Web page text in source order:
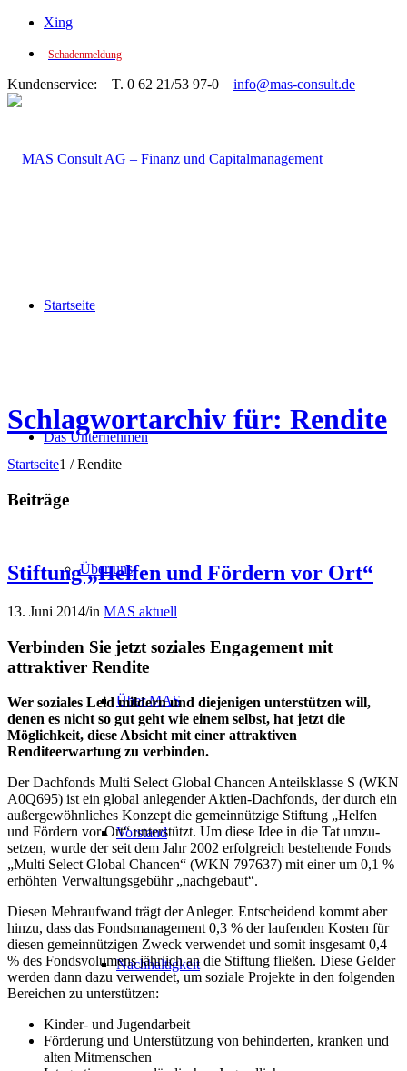
Xing
Schadenmeldung
Kundenservice: T. 0 62 21/53 97-0 info@mas-consult.de
Startseite
Das Unternehmen
Über uns
Über MAS
Vorstand
Nachhaltigkeit
Schlagwortarchiv für: Rendite
Startseite1 / Rendite
Beiträge
Stiftung „Helfen und Fördern vor Ort“
13. Juni 2014/in MAS aktuell
Verbinden Sie jetzt soziales Engage­ment mit
attraktiver Rendite
Wer soziales Leid mildern und diejenigen unterstützen will,
denen es nicht so gut geht wie einem selbst, hat jetzt die
Möglich­keit, diese Absicht mit einer attraktiven
Renditeerwartung zu verbinden.
Der Dachfonds Multi Select Global Chancen Anteils­klasse S (WKN
A0Q695) ist ein global anlegender Aktien-Dachfonds, der durch ein
außer­gewöhnliches Konzept die gemein­nützige Stiftung „Helfen
und Fördern vor Ort“ unterstützt. Um diese Idee in die Tat umzu­
setzen, wurde der seit dem Jahr 2002 erfolg­reich bestehende Fonds
„Multi Select Global Chancen“ (WKN 797637) mit einer um 0,1 %
erhöhten Verwaltungs­gebühr „nachgebaut“.
Diesen Mehr­aufwand trägt der Anleger. Entscheidend kommt aber
hinzu, dass das Fonds­management 0,3 % der laufenden Kosten für
diesen gemein­nützigen Zweck verwendet und somit insgesamt 0,4
% des Fonds­volumens jährlich an die Stiftung fließen. Diese Gelder
werden dann dazu verwendet, um soziale Projekte in den folgenden
Bereichen zu unterstützen:
Kinder- und Jugendarbeit
Förderung und Unter­stützung von behinderten, kranken und
alten Mit­menschen